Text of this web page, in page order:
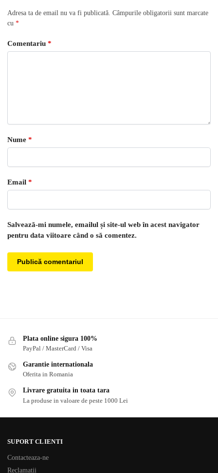
Adresa ta de email nu va fi publicată. Câmpurile obligatorii sunt marcate
cu *
Comentariu *
Nume *
Email *
Salvează-mi numele, emailul și site-ul web în acest navigator
pentru data viitoare când o să comentez.
Plata online sigura 100%
PayPal / MasterCard / Visa
Garantie internationala
Oferita in Romania
Livrare gratuita in toata tara
La produse in valoare de peste 1000 Lei
SUPORT CLIENTI
Contacteaza-ne
Reclamatii